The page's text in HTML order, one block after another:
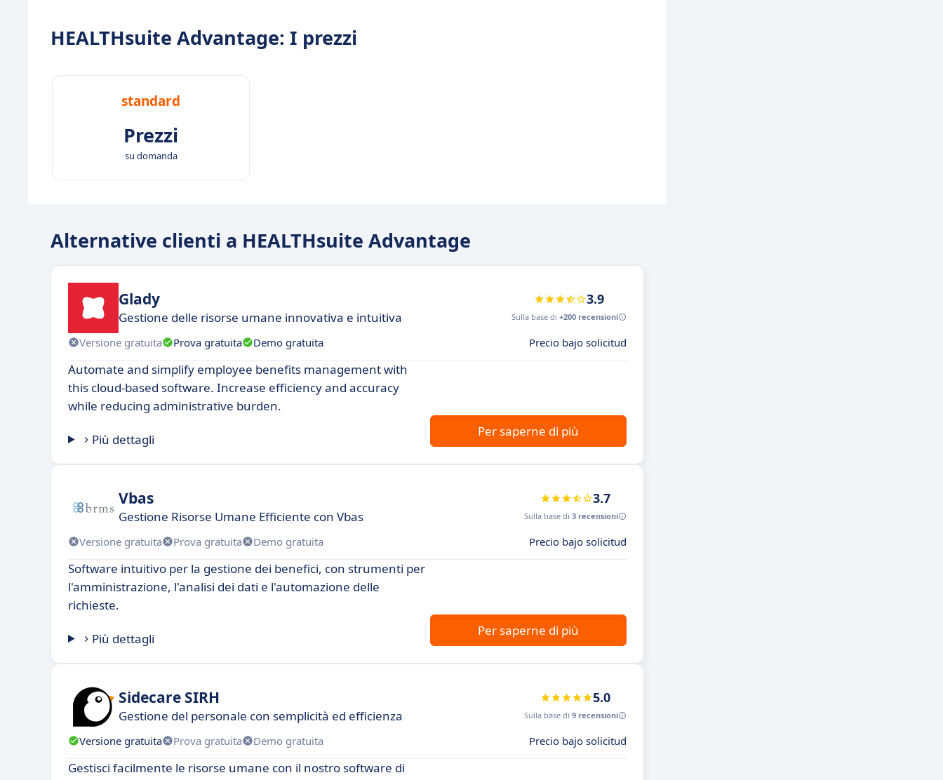
HEALTHsuite Advantage: I prezzi
standard
Prezzi
su domanda
Alternative clienti a HEALTHsuite Advantage
Glady
Gestione delle risorse umane innovativa e intuitiva
3.9
Sulla base di +200 recensioni
Versione gratuita Prova gratuita Demo gratuita Precio bajo solicitud
Automate and simplify employee benefits management with
this cloud-based software. Increase efficiency and accuracy
while reducing administrative burden.
Più dettagli
Per saperne di più
Vbas
Gestione Risorse Umane Efficiente con Vbas
3.7
Sulla base di 3 recensioni
Versione gratuita Prova gratuita Demo gratuita Precio bajo solicitud
Software intuitivo per la gestione dei benefici, con strumenti per
l'amministrazione, l'analisi dei dati e l'automazione delle
richieste.
Più dettagli
Per saperne di più
Sidecare SIRH
Gestione del personale con semplicità ed efficienza
5.0
Sulla base di 9 recensioni
Versione gratuita Prova gratuita Demo gratuita Precio bajo solicitud
Gestisci facilmente le risorse umane con il nostro software di